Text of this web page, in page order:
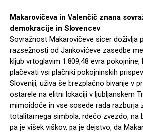
Makarovičeva in Valenčič znana
demokracije in Slovencev
Sovražnost Makarovičeve sicer doživlja
razsežnosti od Jankovićeve zasedbe
kljub vrtoglavim 1.809,48 evra
plačevati vsi plačniki pokojninskih
Sloveniji, uživa še brezplačno bivanje v
ostarele na elitni lokaciji v ljubljanskem
mimoidoče in vse sosede rada razburja
totalitarnega simbola, rdečo zvezdo, na
pa je višek viškov, pa je dejstvo, da